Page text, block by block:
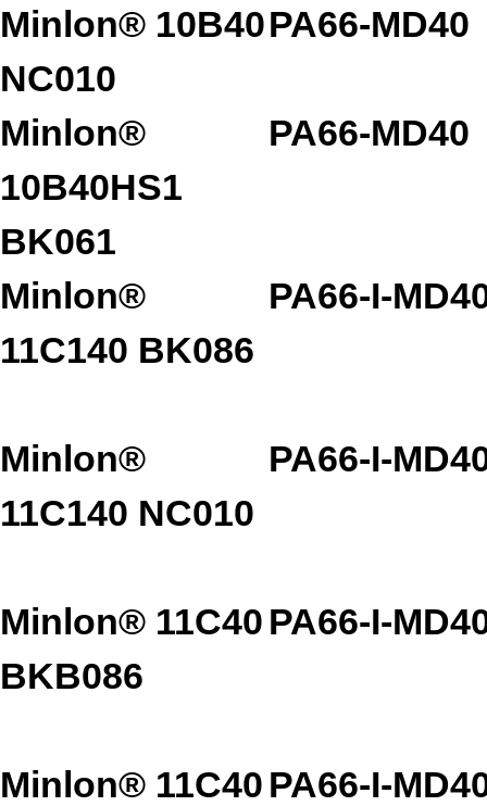
Minlon® 10B40
NC010
PA66-MD40
Minlon®
10B40HS1
BK061
PA66-MD40
Minlon®
11C140 BK086
PA66-I-
Minlon®
11C140 NC010
PA66-I-
Minlon® 11C40
BKB086
PA66-I-
Minlon® 11C40 PA66-I-